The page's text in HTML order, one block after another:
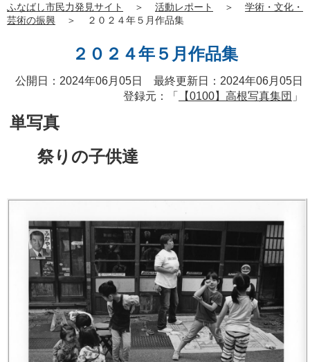
ふなばし市民力発見サイト ＞ 活動レポート ＞
学術・文化・
芸術の振興
＞ ２０２４年５月作品集
２０２４年５月作品集
公開日：2024年06月05日 最終更新日：2024年06月05日
登録元：「
【0100】高根写真集団 」
単写真
祭りの子供達